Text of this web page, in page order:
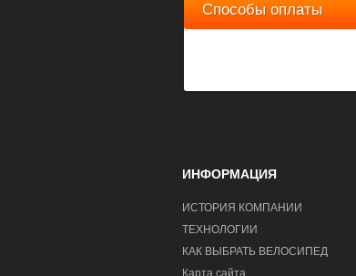
Способы оплаты
ИНФОРМАЦИЯ
ИСТОРИЯ КОМПАНИИ
ТЕХНОЛОГИИ
КАК ВЫБРАТЬ ВЕЛОСИПЕД
Карта сайта